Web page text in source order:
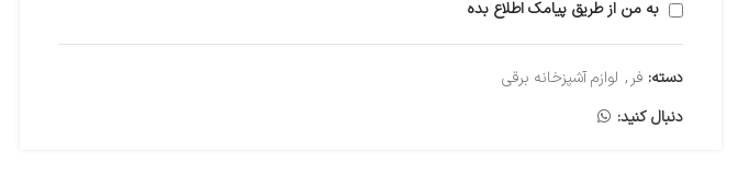
به من از طریق پیامک اطلاع بده
دسته: فر , لوازم آشپزخانه برقی
دنبال کنید: